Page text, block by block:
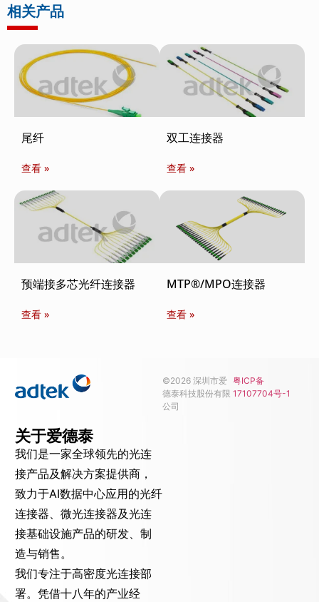
相关产品
尾纤
查看 »
双工连接器
查看 »
预端接多芯光纤连接器
查看 »
MTP®/MPO连接器
查看 »
关于爱德泰
我们是一家全球领先的光连
接产品及解决方案提供商，
致力于AI数据中心应用的光纤
连接器、微光连接器及光连
接基础设施产品的研发、制
造与销售。
我们专注于高密度光连接部
署。凭借十八年的产业经
©2026 深圳市爱
德泰科技股份有限
公司
粤ICP备
17107704号-1